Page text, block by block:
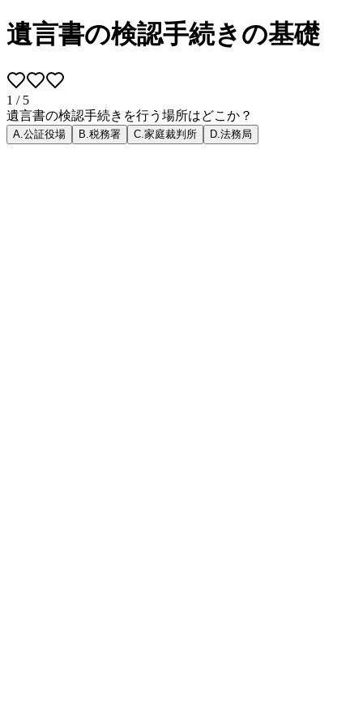
遺言書の検認手続きの基礎
1 / 5
遺言書の検認手続きを行う場所はどこか？
A 公証役場 B 税務署 C 家庭裁判所 D 法務局